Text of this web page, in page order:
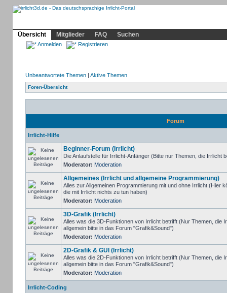
Übersicht
Mitglieder FAQ Suchen
Anmelden Registrieren
Unbeantwortete Themen| Aktive Themen
Foren-Übersicht
Forum
Irrlicht-Hilfe
Beginner-Forum (Irrlicht)
Die Anlaufstelle für Irrlicht-Anfänger (Bitte nur Themen, die Irrlicht
Moderator: Moderation
Allgemeines (Irrlicht und allgemeine Programmierung)
Alles zur Allgemeinen Programmierung mit und ohne Irrlicht (Hier
die mit Irrlicht nichts zu tun haben)
Moderator: Moderation
3D-Grafik (Irrlicht)
Alles was die 3D-Funktionen von Irrlicht betrifft (Nur Themen, die
allgemein bitte in das Forum "Grafik&Sound")
Moderator: Moderation
2D-Grafik & GUI (Irrlicht)
Alles was die 2D-Funktionen von Irrlicht betrifft (Nur Themen, die
allgemein bitte in das Forum "Grafik&Sound")
Moderator: Moderation
Irrlicht-Coding